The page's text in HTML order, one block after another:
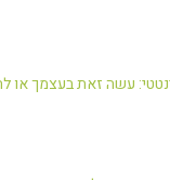
עשה זאת בעצמך או